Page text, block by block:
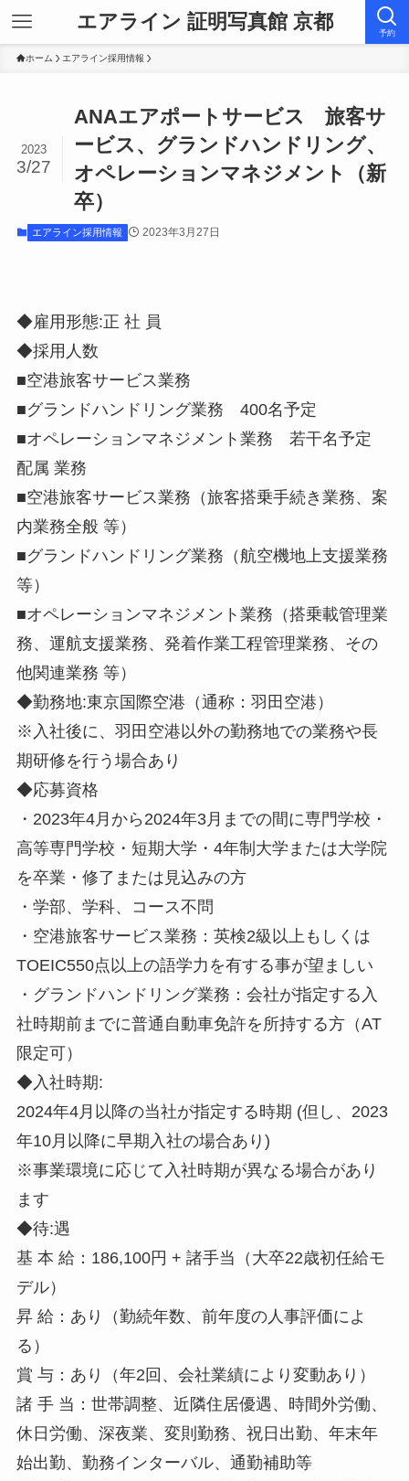
エアライン 証明写真館 京都 予約
ホーム エアライン採用情報
ANAエアポートサービス 旅客サ
ービス、グランドハンドリング、
オペレーションマネジメント（新
卒）
2023
3/27
エアライン採用情報 2023年3月27日
◆雇用形態:正 社 員
◆採用人数
■空港旅客サービス業務
■グランドハンドリング業務 400名予定
■オペレーションマネジメント業務 若干名予定
配属 業務
■空港旅客サービス業務（旅客搭乗手続き業務、案
内業務全般 等）
■グランドハンドリング業務（航空機地上支援業務
等）
■オペレーションマネジメント業務（搭乗載管理業
務、運航支援業務、発着作業工程管理業務、その
他関連業務 等）
◆勤務地:東京国際空港（通称：羽田空港）
※入社後に、羽田空港以外の勤務地での業務や長
期研修を行う場合あり
◆応募資格
・2023年4月から2024年3月までの間に専門学校・
高等専門学校・短期大学・4年制大学または大学院
を卒業・修了または見込みの方
・学部、学科、コース不問
・空港旅客サービス業務：英検2級以上もしくは
TOEIC550点以上の語学力を有する事が望ましい
・グランドハンドリング業務：会社が指定する入
社時期前までに普通自動車免許を所持する方（AT
限定可）
◆入社時期:
2024年4月以降の当社が指定する時期 (但し、2023
年10月以降に早期入社の場合あり)
※事業環境に応じて入社時期が異なる場合があり
ます
◆待:遇
基 本 給：186,100円 + 諸手当（大卒22歳初任給モ
デル）
昇 給：あり（勤続年数、前年度の人事評価によ
る）
賞 与：あり（年2回、会社業績により変動あり）
諸 手 当：世帯調整、近隣住居優遇、時間外労働、
休日労働、深夜業、変則勤務、祝日出勤、年末年
始出勤、勤務インターバル、通勤補助等